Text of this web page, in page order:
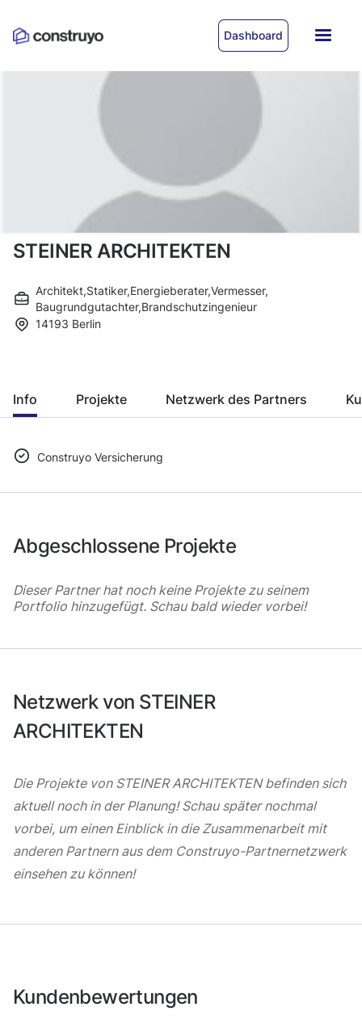
Dashboard
STEINER ARCHITEKTEN
Architekt,Statiker,Energieberater,Vermesser,
Baugrundgutachter,Brandschutzingenieur
14193 Berlin
Info Projekte Netzwerk des Partners
Construyo Versicherung
Abgeschlossene Projekte
Dieser Partner hat noch keine Projekte zu seinem
Portfolio hinzugefügt. Schau bald wieder vorbei!
Netzwerk von STEINER
ARCHITEKTEN
Die Projekte von STEINER ARCHITEKTEN befinden sich
aktuell noch in der Planung! Schau später nochmal
vorbei, um einen Einblick in die Zusammenarbeit mit
anderen Partnern aus dem Construyo-Partnernetzwerk
einsehen zu können!
Kundenbewertungen